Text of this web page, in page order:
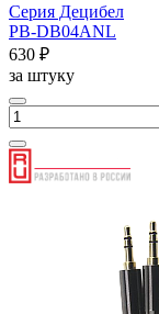
Серия Децибел
PB-DB04ANL
630 ₽
за штуку